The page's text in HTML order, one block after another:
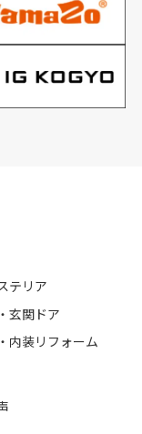
テリア
玄関ドア
内装リフォーム